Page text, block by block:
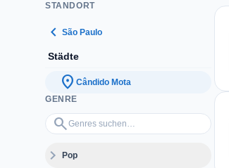
STANDORT
chevron_left São Paulo
Städte
location_on Cândido Mota
GENRE
search
Genres suchen…
expand_morePop
2